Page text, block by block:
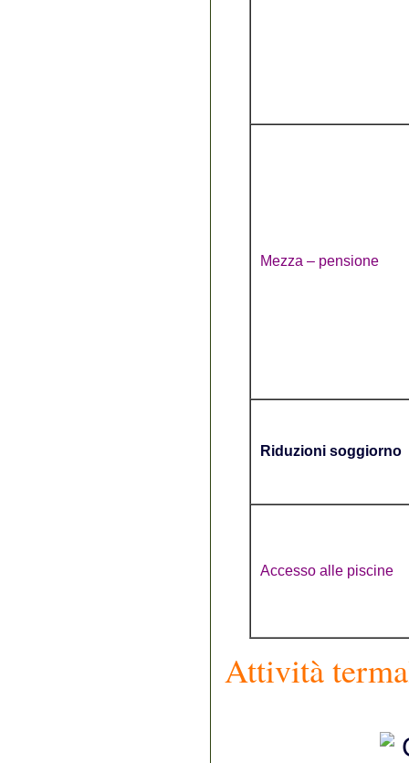
Mezza – pensione
Riduzioni soggiorno
Accesso alle piscine
Attività